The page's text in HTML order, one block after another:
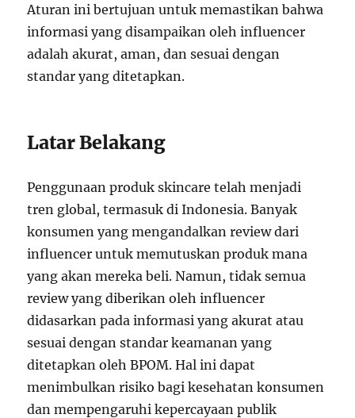
Aturan ini bertujuan untuk memastikan bahwa
informasi yang disampaikan oleh influencer
adalah akurat, aman, dan sesuai dengan
standar yang ditetapkan.
Latar Belakang
Penggunaan produk skincare telah menjadi
tren global, termasuk di Indonesia. Banyak
konsumen yang mengandalkan review dari
influencer untuk memutuskan produk mana
yang akan mereka beli. Namun, tidak semua
review yang diberikan oleh influencer
didasarkan pada informasi yang akurat atau
sesuai dengan standar keamanan yang
ditetapkan oleh BPOM. Hal ini dapat
menimbulkan risiko bagi kesehatan konsumen
dan mempengaruhi kepercayaan publik